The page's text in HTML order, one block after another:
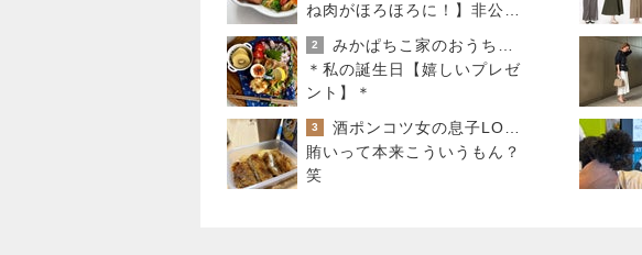
ね肉がほろほろに！】非公開
クーポン貼りまくってます
2
みかぱちこ家のおうちでごはん
＊私の誕生日【嬉しいプレゼ
ント】＊
3
酒ポンコツ女の息子LOVE blog♡♡
賄いって本来こういうもん？
笑